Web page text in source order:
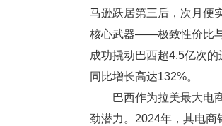
马逊跃居第三后，次月便
核心武器——极致性价比
成功撬动巴西超4.5亿次的
同比增长高达132%。
巴西作为拉美最大电商
劲潜力。2024年，其电商